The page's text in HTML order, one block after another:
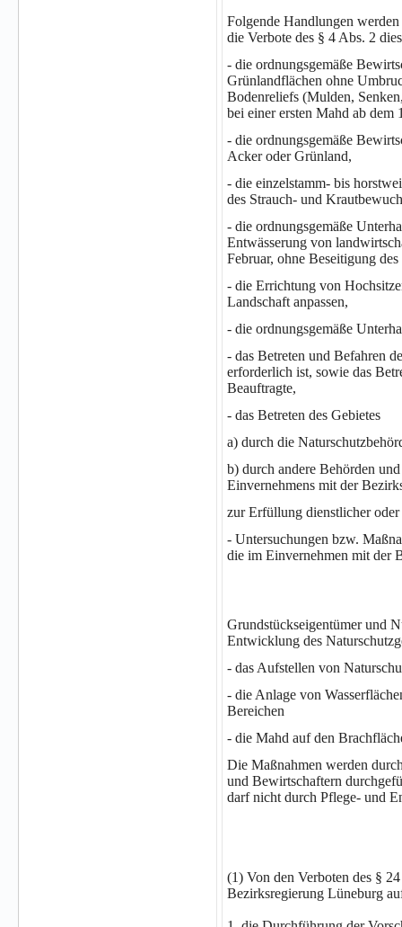
Folgende Handlungen
die Verbote des § 4 Abs. 2
- die ordnungsgemäße
Grünlandflächen ohne
Bodenreliefs (Mulden,
bei einer ersten Mahd ab dem
- die ordnungsgemäße
Acker oder Grünland,
- die einzelstamm- bis
des Strauch- und
- die ordnungsgemäße
Entwässerung von
Februar, ohne Beseitigung
- die Errichtung von
Landschaft anpassen,
- die ordnungsgemäße
- das Betreten und Befahren
erforderlich ist, sowie das
Beauftragte,
- das Betreten des Gebietes
a) durch die
b) durch andere Behörden
Einvernehmens mit der
zur Erfüllung dienstlicher
- Untersuchungen bzw.
die im Einvernehmen mit der
Grundstückseigentümer und
Entwicklung des
- das Aufstellen von
- die Anlage von
Bereichen
- die Mahd auf den
Die Maßnahmen werden
und Bewirtschaftern
darf nicht durch Pflege- und
(1) Von den Verboten des §
Bezirksregierung Lüneburg